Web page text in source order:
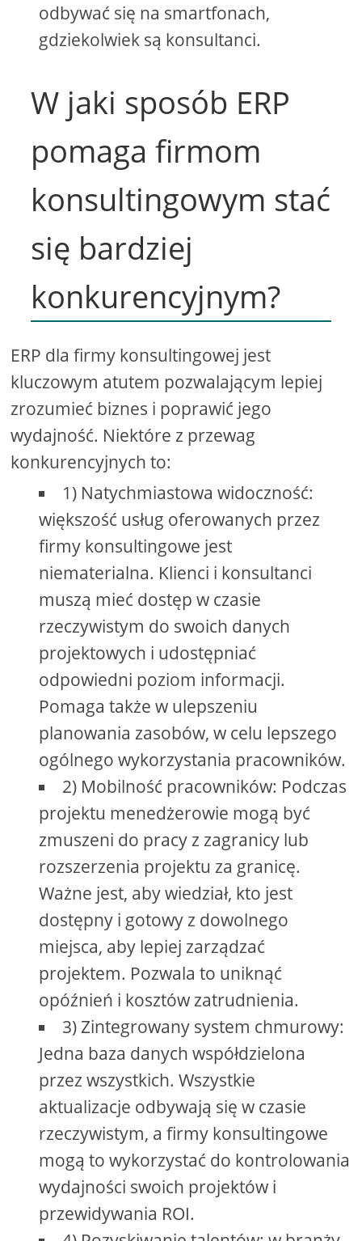
odbywać się na smartfonach,
gdziekolwiek są konsultanci.
W jaki sposób ERP
pomaga firmom
konsultingowym stać
się bardziej
konkurencyjnym?
ERP dla firmy konsultingowej jest
kluczowym atutem pozwalającym lepiej
zrozumieć biznes i poprawić jego
wydajność. Niektóre z przewag
konkurencyjnych to:
1) Natychmiastowa widoczność:
większość usług oferowanych przez
firmy konsultingowe jest
niematerialna. Klienci i konsultanci
muszą mieć dostęp w czasie
rzeczywistym do swoich danych
projektowych i udostępniać
odpowiedni poziom informacji.
Pomaga także w ulepszeniu
planowania zasobów, w celu lepszego
ogólnego wykorzystania pracowników.
2) Mobilność pracowników: Podczas
projektu menedżerowie mogą być
zmuszeni do pracy z zagranicy lub
rozszerzenia projektu za granicę.
Ważne jest, aby wiedział, kto jest
dostępny i gotowy z dowolnego
miejsca, aby lepiej zarządzać
projektem. Pozwala to uniknąć
opóźnień i kosztów zatrudnienia.
3) Zintegrowany system chmurowy:
Jedna baza danych współdzielona
przez wszystkich. Wszystkie
aktualizacje odbywają się w czasie
rzeczywistym, a firmy konsultingowe
mogą to wykorzystać do kontrolowania
wydajności swoich projektów i
przewidywania ROI.